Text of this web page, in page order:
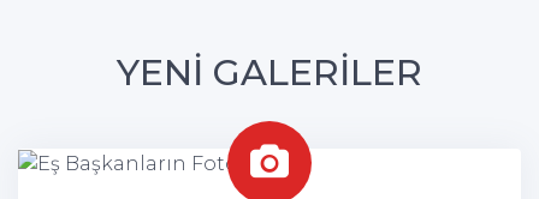
YENİ GALERİLER